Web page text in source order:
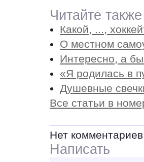
Читайте
Какой, ...,
О местном
Интересно, а
«Я родилась в
Душевные
Все статьи в
Нет комментариев
Написать